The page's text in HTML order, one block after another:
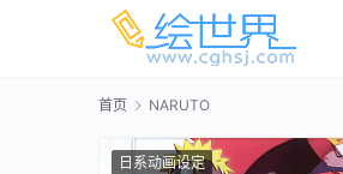
首页 NARUTO
日系动画设定